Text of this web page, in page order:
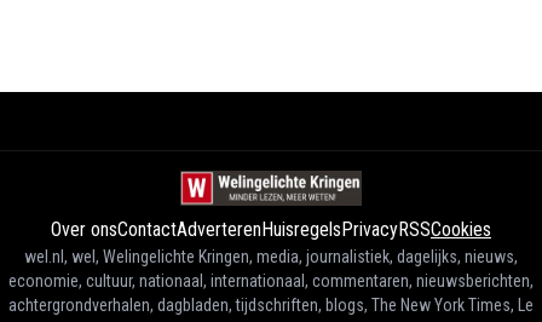
Over onsContactAdverterenHuisregelsPrivacyRSSCookies
wel.nl, wel, Welingelichte Kringen, media, journalistiek, dagelijks, nieuws,
economie, cultuur, nationaal, internationaal, commentaren, nieuwsberichten,
achtergrondverhalen, dagbladen, tijdschriften, blogs, The New York Times, Le